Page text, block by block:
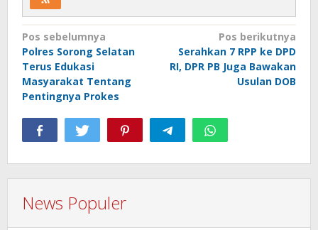
Navigasi
pos
Pos sebelumnya
Polres Sorong Selatan
Terus Edukasi
Masyarakat Tentang
Pentingnya Prokes
Pos berikutnya
Serahkan 7 RPP ke DPD
RI, DPR PB Juga Bawakan
Usulan DOB
News Populer